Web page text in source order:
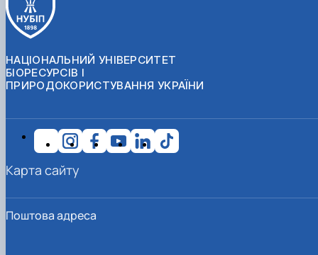
НАЦІОНАЛЬНИЙ УНІВЕРСИТЕТ
БІОРЕСУРСІВ І
ПРИРОДОКОРИСТУВАННЯ УКРАЇНИ
Поштова адреса
Карта сайту